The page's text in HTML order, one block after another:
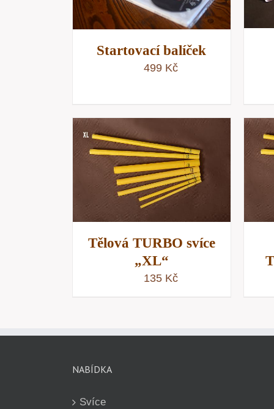
Startovací balíček
499 Kč
Tělová TURBO svíce
„XL“
135 Kč
PŘIDAT DO KOŠÍKU
RYCHLÝ NÁHLED
NABÍDKA
Svíce